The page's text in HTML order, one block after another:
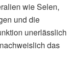
wie Selen,
und die
unerlässlich
das